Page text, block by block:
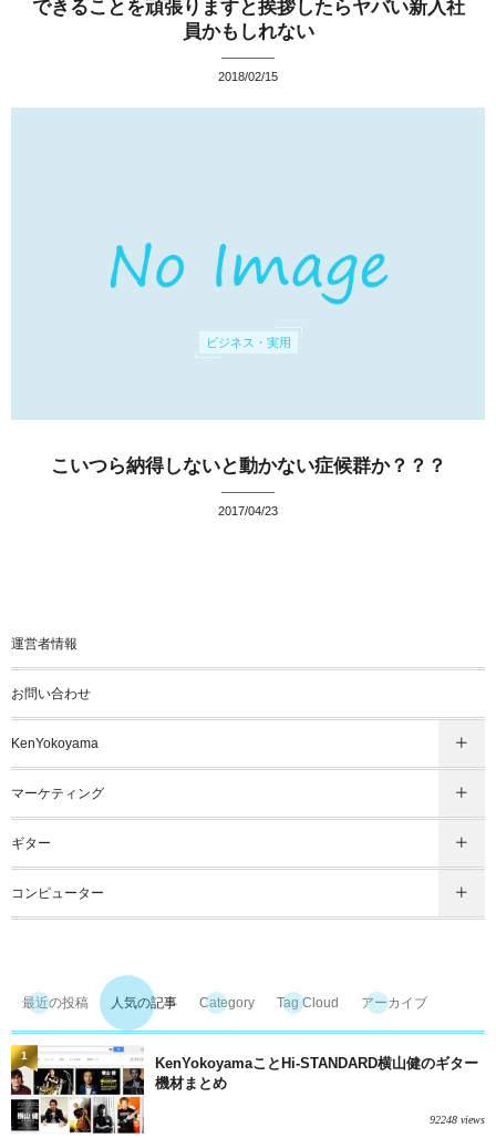
できることを頑張りますと挨拶したらヤバい新入社
員かもしれない
2018/02/15
ビジネス・実用
こいつら納得しないと動かない症候群か？？？
2017/04/23
運営者情報
お問い合わせ
KenYokoyama
マーケティング
ギター
コンピューター
最近の投稿 人気の記事 Category Tag Cloud アーカイブ
KenYokoyamaことHi-STANDARD横山健のギター
機材まとめ
92248 views
1